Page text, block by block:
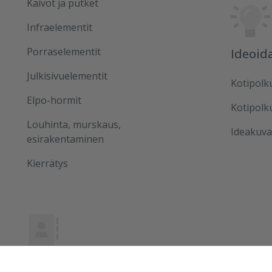
Kaivot ja putket
Infraelementit
Porraselementit
Julkisivuelementit
Elpo-hormit
Louhinta, murskaus,
esirakentaminen
Kierrätys